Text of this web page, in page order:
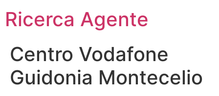
Ricerca Agente
Centro Vodafone
Guidonia Montecelio